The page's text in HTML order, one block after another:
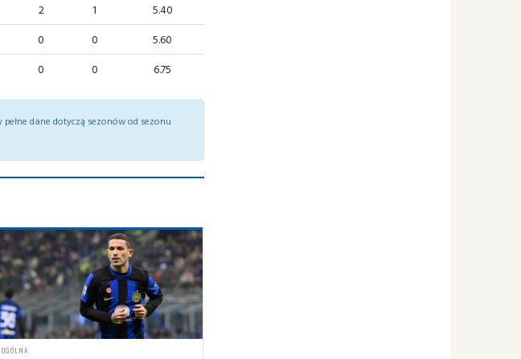
2 1
5.40
0 0
5.60
0 0 6.75
dane dotyczą sezonów od sezonu
OGÓLNA